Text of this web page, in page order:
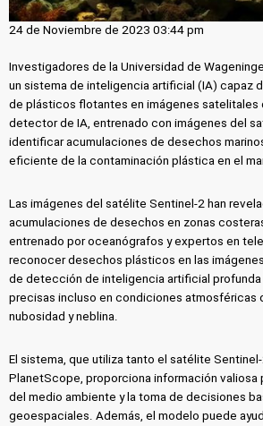
24 de Noviembre de 2023 03:44 pm
Investigadores de la Universidad de
un sistema de inteligencia artificial (IA) capaz
de plásticos flotantes en imágenes satelitales
detector de IA, entrenado con imágenes del
identificar acumulaciones de desechos
eficiente de la contaminación plástica en el
Las imágenes del satélite Sentinel-2 han
acumulaciones de desechos en zonas
entrenado por oceanógrafos y expertos en
reconocer desechos plásticos en las
de detección de inteligencia artificial
precisas incluso en condiciones atmosféricas
nubosidad y neblina.
El sistema, que utiliza tanto el satélite
PlanetScope, proporciona información valiosa
del medio ambiente y la toma de decisiones
geoespaciales. Además, el modelo puede